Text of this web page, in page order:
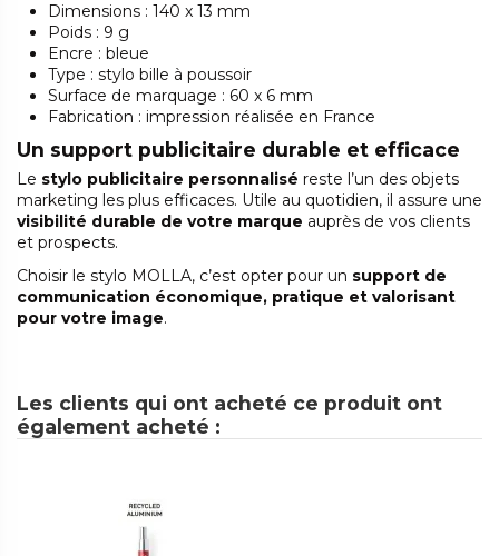
Dimensions : 140 x 13 mm
Poids : 9 g
Encre : bleue
Type : stylo bille à poussoir
Surface de marquage : 60 x 6 mm
Fabrication : impression réalisée en France
Un support publicitaire durable et efficace
Le stylo publicitaire personnalisé reste l’un des objets
marketing les plus efficaces. Utile au quotidien, il assure une
visibilité durable de votre marque auprès de vos clients
et prospects.
Choisir le stylo MOLLA, c’est opter pour un support de
communication économique, pratique et valorisant
pour votre image.
Les clients qui ont acheté ce produit ont
également acheté :